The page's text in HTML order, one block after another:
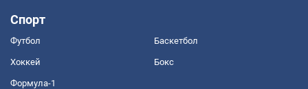
Спорт
Футбол Баскетбол
Хоккей Бокс
Формула-1